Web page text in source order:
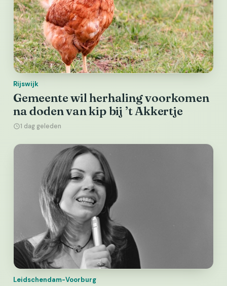
Rijswijk
Gemeente wil herhaling voorkomen
na doden van kip bij ’t Akkertje
1 dag geleden
Leidschendam-Voorburg